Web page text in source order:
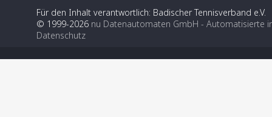
Für den Inhalt verantwortlich: Badischer Tennisverband e.V.
© 1999-2026 nu Datenautomaten GmbH - Automatisierte
Datenschutz